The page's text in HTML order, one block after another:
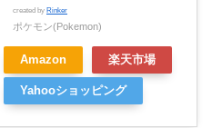
created by Rinker
ポケモン(Pokemon)
Amazon 楽天市場
Yahooショッピング